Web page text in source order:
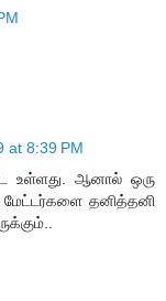
at 8:39 PM
உள்ளது. ஆனால் ஒரு
தனித்தனி